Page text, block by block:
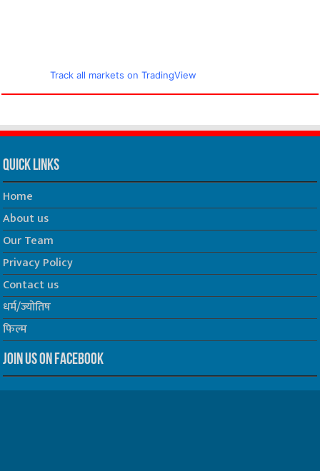
Track all markets on TradingView
Quick Links
Home
About us
Our Team
Privacy Policy
Contact us
धर्म/ज्योतिष
फिल्म
Join us on Facebook